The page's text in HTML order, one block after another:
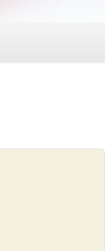
cực chân thật.